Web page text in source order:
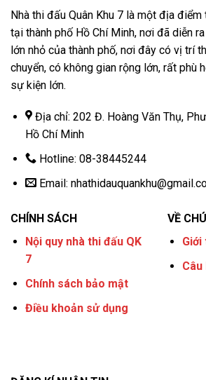
Nhà thi đấu Quân Khu 7 là một địa
tại thành phố Hồ Chí Minh, nơi đã diễn
lớn nhỏ của thành phố, nơi đây có vị trí
chuyển, có không gian rộng lớn, rất phù
sự kiện lớn.
Địa chỉ: 202 Đ. Hoàng Văn Thụ,
Hồ Chí Minh
Hotline: 08-38445244
Email:
CHÍNH SÁCH
Nội quy nhà thi đấu QK
7
Chính sách bảo mật
Điều khoản sử dụng
VỀ
Giới